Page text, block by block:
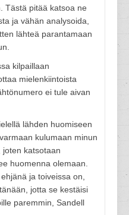
Tästä pitää katsoa ne
ja vähän analysoida,
lähteä parantamaan
kilpaillaan
mielenkiintoista
ei tule aivan
lähden huomiseen
kulumaan minun
joten katsotaan
huomenna olemaan.
ja toiveissa on,
jotta se kestäisi
paremmin, Sandell